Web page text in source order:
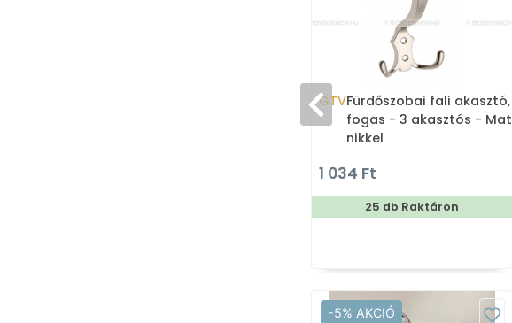
GTVFürdőszobai fali akasztó,
fogas - 3 akasztós - Matt
nikkel
1 034 Ft
25 db Raktáron
-5% AKCIÓ